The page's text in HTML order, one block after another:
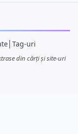
│ Tag-uri
din cărți și site-uri